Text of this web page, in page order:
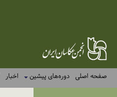
صفحه اصلی دوره‌های پیشین اخبار